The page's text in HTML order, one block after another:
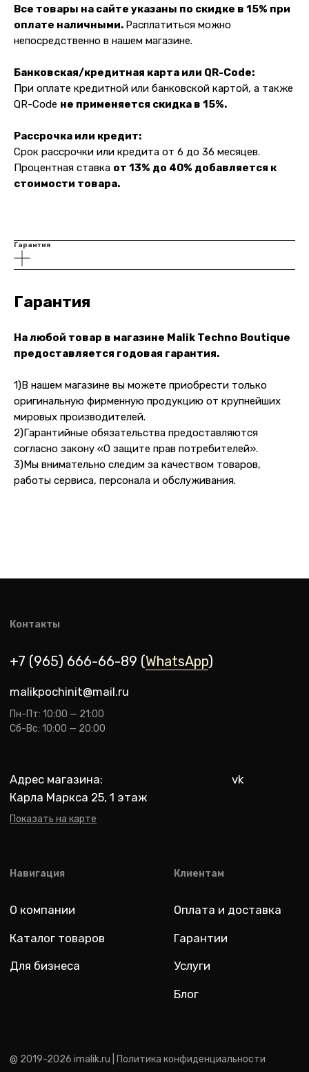
Все товары на сайте указаны по скидке в 15% при
оплате наличными. Расплатиться можно
непосредственно в нашем магазине.
Банковская/кредитная карта или QR-Code:
При оплате кредитной или банковской картой, а также
QR-Code не применяется скидка в 15%.
Рассрочка или кредит:
Срок рассрочки или кредита от 6 до 36 месяцев.
Процентная ставка от 13% до 40% добавляется к
стоимости товара.
Гарантия
Гарантия
На любой товар в магазине Malik Techno Boutique
предоставляется годовая гарантия.
1)В нашем магазине вы можете приобрести только
оригинальную фирменную продукцию от крупнейших
мировых производителей.
2)Гарантийные обязательства предоставляются
согласно закону «О защите прав потребителей».
3)Мы внимательно следим за качеством товаров,
работы сервиса, персонала и обслуживания.
Клиентам
Гарантии
Блог
Оплата и доставка
Показать на карте
Навигация
Каталог товаров
О компании